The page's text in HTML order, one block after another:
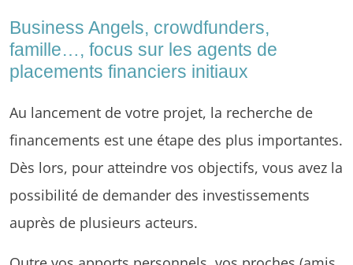
Business Angels, crowdfunders,
famille…, focus sur les agents de
placements financiers initiaux
Au lancement de votre projet, la recherche de
financements est une étape des plus importantes.
Dès lors, pour atteindre vos objectifs, vous avez la
possibilité de demander des investissements
auprès de plusieurs acteurs.